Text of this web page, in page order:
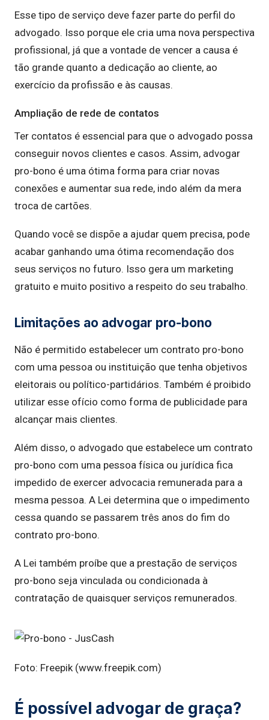
Esse tipo de serviço deve fazer parte do perfil do
advogado. Isso porque ele cria uma nova perspectiva
profissional, já que a vontade de vencer a causa é
tão grande quanto a dedicação ao cliente, ao
exercício da profissão e às causas.
Ampliação de rede de contatos
Ter contatos é essencial para que o advogado possa
conseguir novos clientes e casos. Assim, advogar
pro-bono é uma ótima forma para criar novas
conexões e aumentar sua rede, indo além da mera
troca de cartões.
Quando você se dispõe a ajudar quem precisa, pode
acabar ganhando uma ótima recomendação dos
seus serviços no futuro. Isso gera um marketing
gratuito e muito positivo a respeito do seu trabalho.
Limitações ao advogar pro-bono
Não é permitido estabelecer um contrato pro-bono
com uma pessoa ou instituição que tenha objetivos
eleitorais ou político-partidários. Também é proibido
utilizar esse ofício como forma de publicidade para
alcançar mais clientes.
Além disso, o advogado que estabelece um contrato
pro-bono com uma pessoa física ou jurídica fica
impedido de exercer advocacia remunerada para a
mesma pessoa. A Lei determina que o impedimento
cessa quando se passarem três anos do fim do
contrato pro-bono.
A Lei também proíbe que a prestação de serviços
pro-bono seja vinculada ou condicionada à
contratação de quaisquer serviços remunerados.
Foto: Freepik (www.freepik.com)
É possível advogar de graça?